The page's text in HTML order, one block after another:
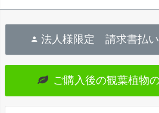
法人様限定 請求書払
ご購入後の観葉植物